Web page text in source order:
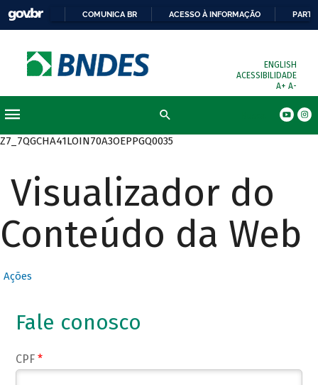
COMUNICA BR ACESSO À INFORMAÇÃO
ENGLISH
ACESSIBILIDADE
A+ A-
Z7_7QGCHA41LOIN70A3OEPPGQ0035
Visualizador do
Conteúdo da Web
Ações
Fale conosco
CPF*